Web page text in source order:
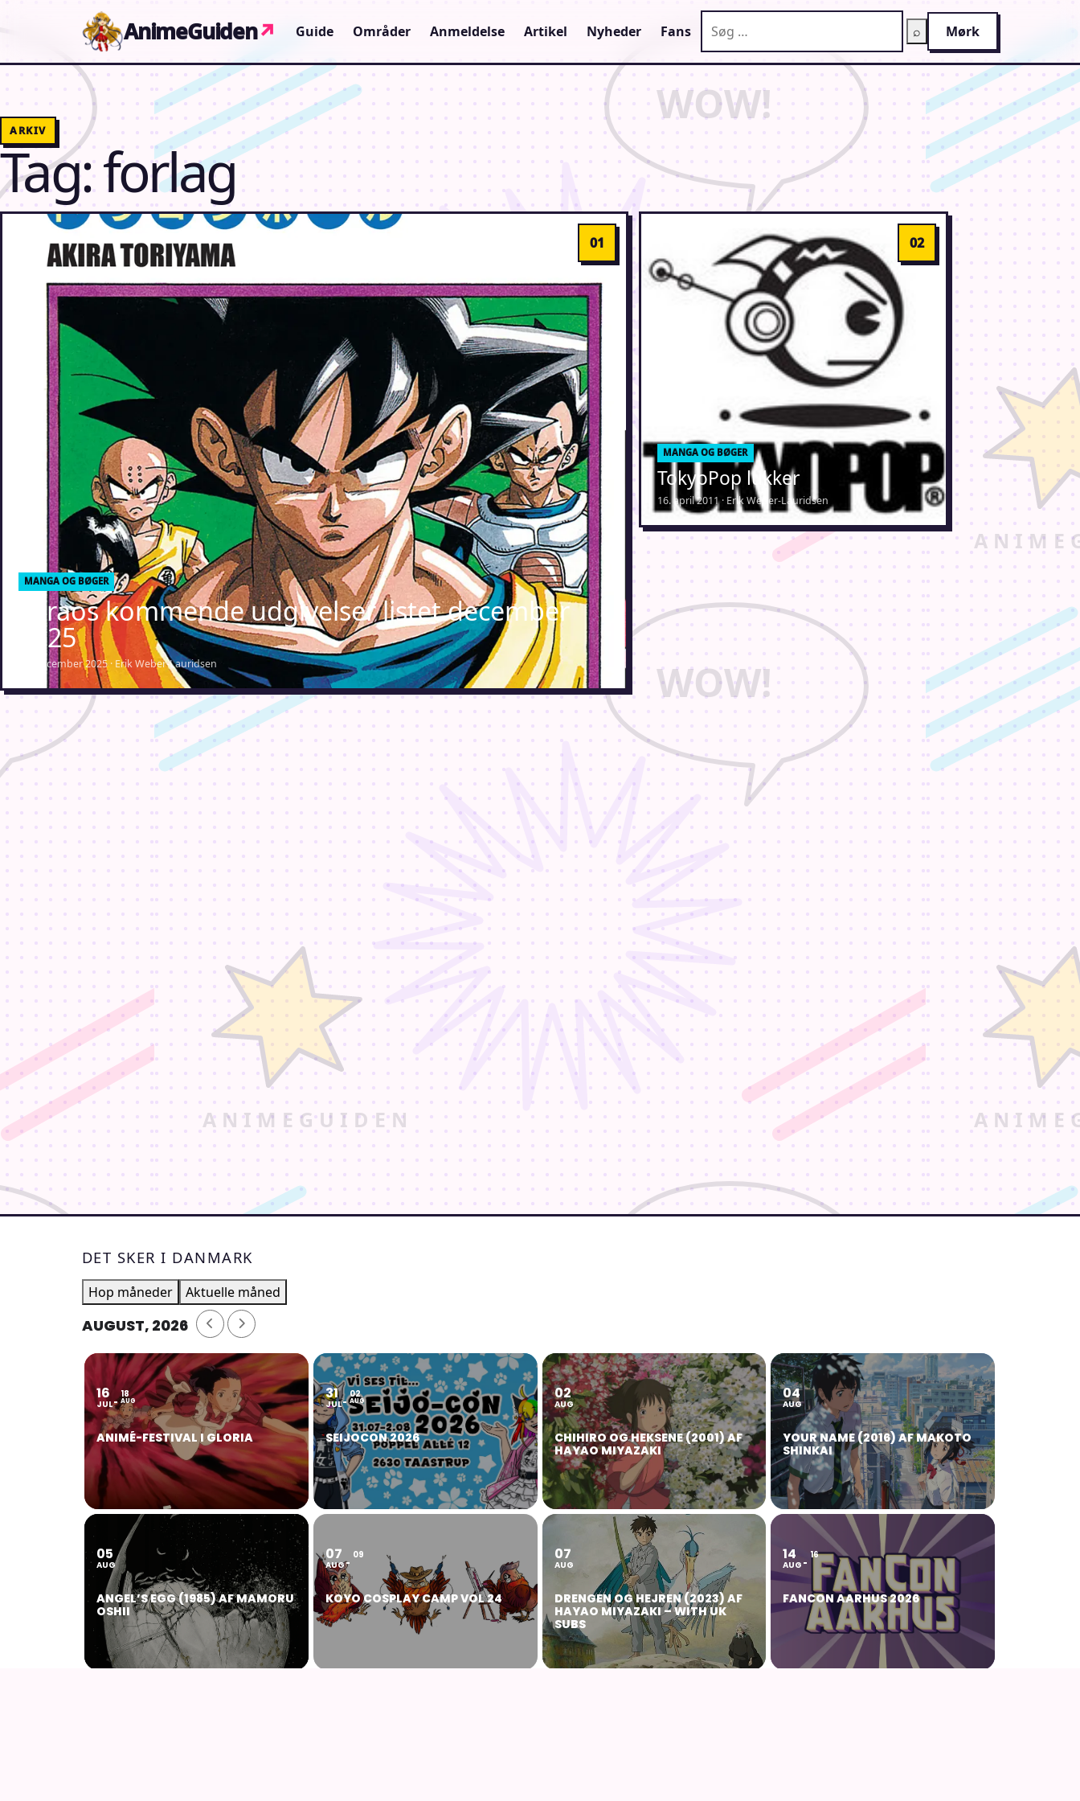
AnimeGuiden↗ Guide Områder Anmeldelse Artikel Nyheder Fans ⌕ Mørk
ARKIV
Tag:forlag
MANGA OG BØGER
Faraos kommende udgivelser listet december
2025
11. december 2025 · Erik Weber-Lauridsen
MANGA OG BØGER
TokyoPop lukker
16. april 2011 · Erik Weber-Lauridsen
DET SKER I DANMARK
Hop måneder Aktuelle måned
AUGUST, 2026
16
JUL
18
AUG
ANIMÉ-FESTIVAL I GLORIA
31
JUL
02
AUG
SEIJOCON 2026
02
AUG
CHIHIRO OG HEKSENE (2001) AF
HAYAO MIYAZAKI
04
AUG
YOUR NAME (2016) AF MAKOTO
SHINKAI
05
AUG
ANGEL’S EGG (1985) AF MAMORU
OSHII
07
AUG
09
KOYO COSPLAY CAMP VOL 24
07
AUG
DRENGEN OG HEJREN (2023) AF
HAYAO MIYAZAKI – WITH UK
SUBS
14
AUG
16
FANCON AARHUS 2026